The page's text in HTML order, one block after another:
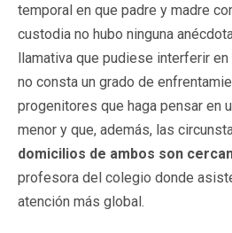
temporal en que padre y madre
custodia no hubo ninguna
llamativa que pudiese interferir
no consta un grado de
progenitores que haga pensar en
menor y que, además, las
domicilios de ambos son
profesora del colegio donde
atención más global.